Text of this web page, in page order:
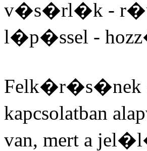
v�s�rl�k -
l�p�ssel -
Felk�r�s�nek
kapcsolatban
van, mert a